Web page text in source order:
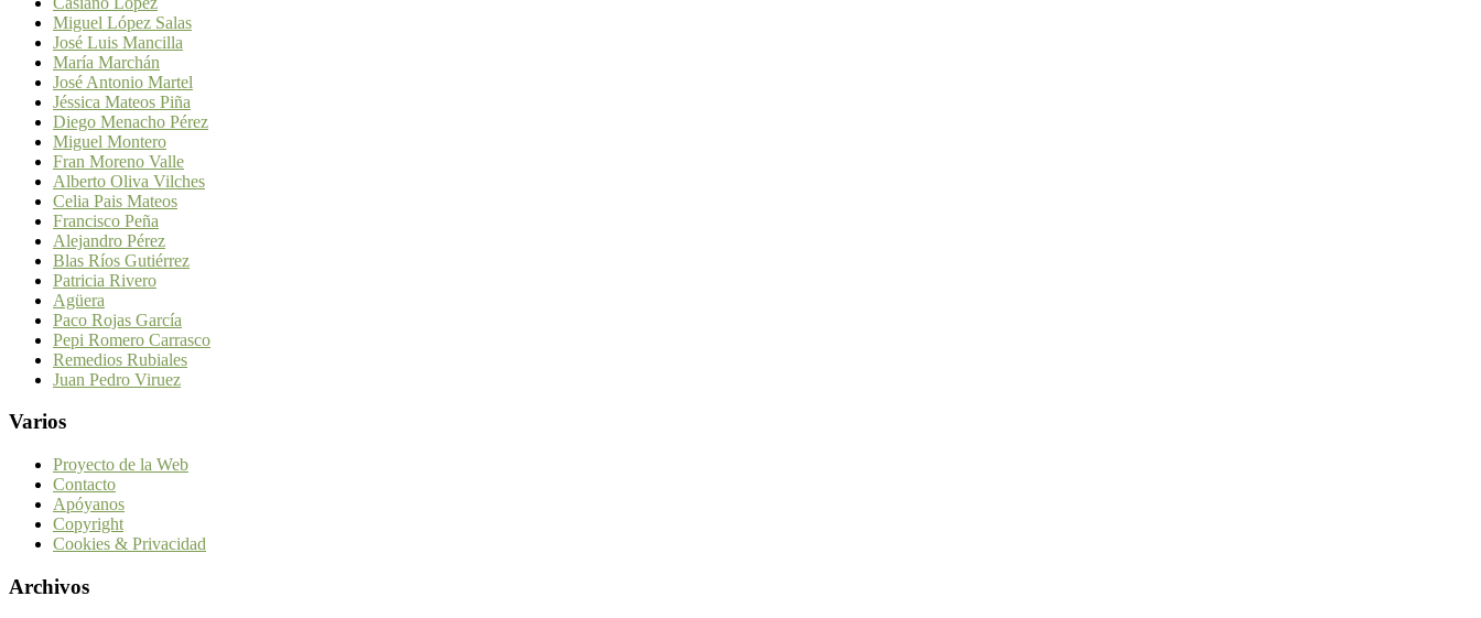
Miguel López Salas
José Luis Mancilla
María Marchán
José Antonio Martel
Jéssica Mateos Piña
Diego Menacho Pérez
Miguel Montero
Fran Moreno Valle
Alberto Oliva Vilches
Celia Pais Mateos
Francisco Peña
Alejandro Pérez
Blas Ríos Gutiérrez
Patricia Rivero
Agüera
Paco Rojas García
Pepi Romero Carrasco
Remedios Rubiales
Juan Pedro Viruez
Varios
Proyecto de la Web
Contacto
Apóyanos
Copyright
Cookies & Privacidad
Archivos